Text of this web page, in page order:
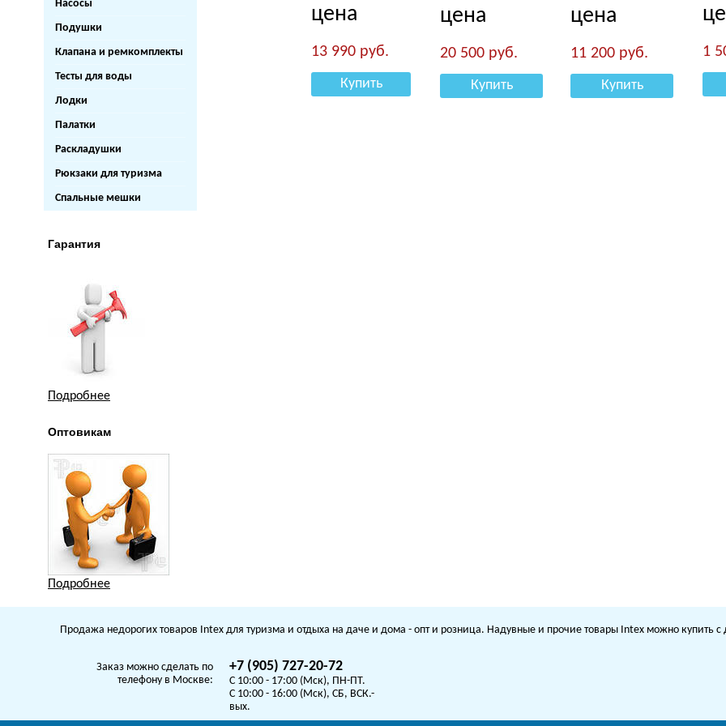
Насосы
Подушки
Клапана и ремкомплекты
Тесты для воды
Лодки
Палатки
Раскладушки
Рюкзаки для туризма
Спальные мешки
Гарантия
Подробнее
Оптовикам
Подробнее
цена
13 990 руб.
Купить
цена
20 500 руб.
Купить
цена
11 200 руб.
Купить
1
Продажа недорогих товаров Intex для туризма и отдыха на даче и дома - опт и розница. Надувные и прочие товары Intex можно купить
Заказ можно сделать по
телефону в Москве:
+7 (905) 727-20-72
C 10:00 - 17:00 (Мск), ПН-ПТ.
C 10:00 - 16:00 (Мск), СБ, ВСК.-
вых.